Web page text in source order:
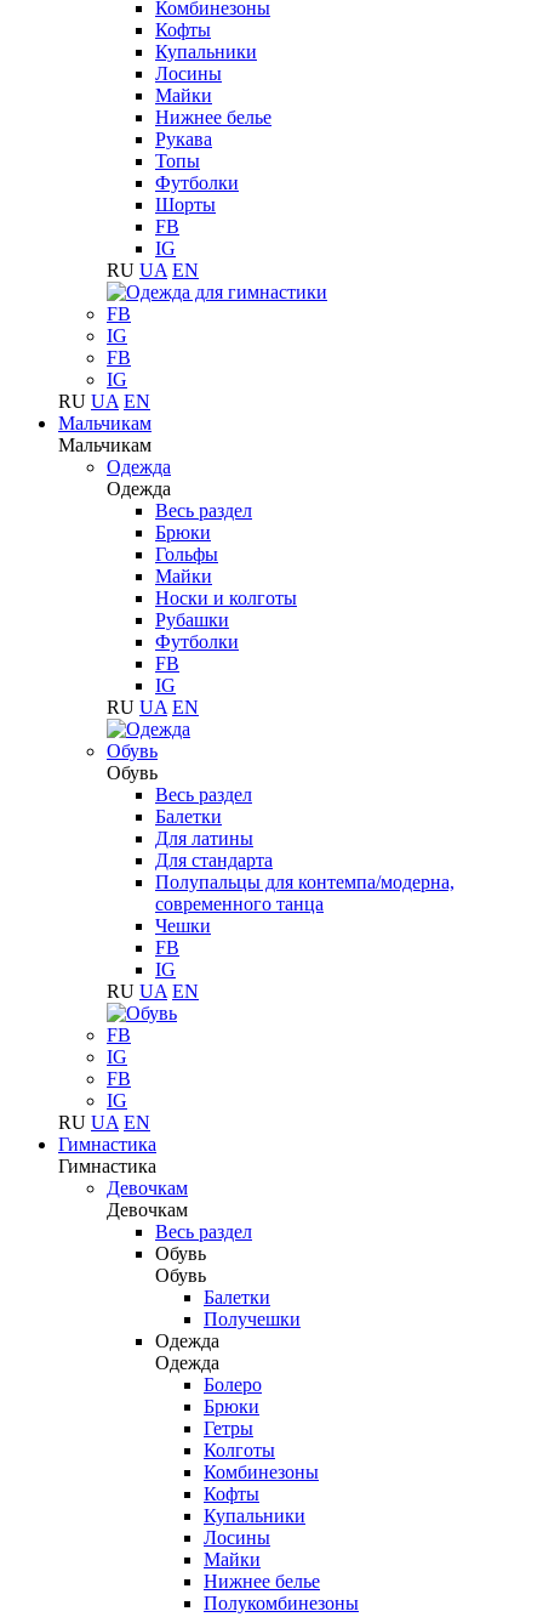
Комбинезоны
Кофты
Купальники
Лосины
Майки
Нижнее белье
Рукава
Топы
Футболки
Шорты
FB
IG
RU UA EN
FB
IG
FB
IG
RU UA EN
Мальчикам
Мальчикам
Одежда
Одежда
Весь раздел
Брюки
Гольфы
Майки
Носки и колготы
Рубашки
Футболки
FB
IG
RU UA EN
Обувь
Обувь
Весь раздел
Балетки
Для латины
Для стандарта
Полупальцы для контемпа/модерна,
современного танца
Чешки
FB
IG
RU UA EN
FB
IG
FB
IG
RU UA EN
Гимнастика
Гимнастика
Девочкам
Девочкам
Весь раздел
Обувь
Обувь
Балетки
Получешки
Одежда
Одежда
Болеро
Брюки
Гетры
Колготы
Комбинезоны
Кофты
Купальники
Лосины
Майки
Нижнее белье
Полукомбинезоны